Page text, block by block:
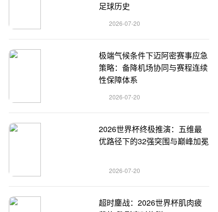
足球历史
2026-07-20
极端气候条件下迈阿密赛事应急
策略：备降机场协同与赛程连续
性保障体系
2026-07-20
2026世界杯终极推演：五维最
优路径下的32强突围与巅峰加冕
2026-07-20
超时鏖战：2026世界杯肌肉疲